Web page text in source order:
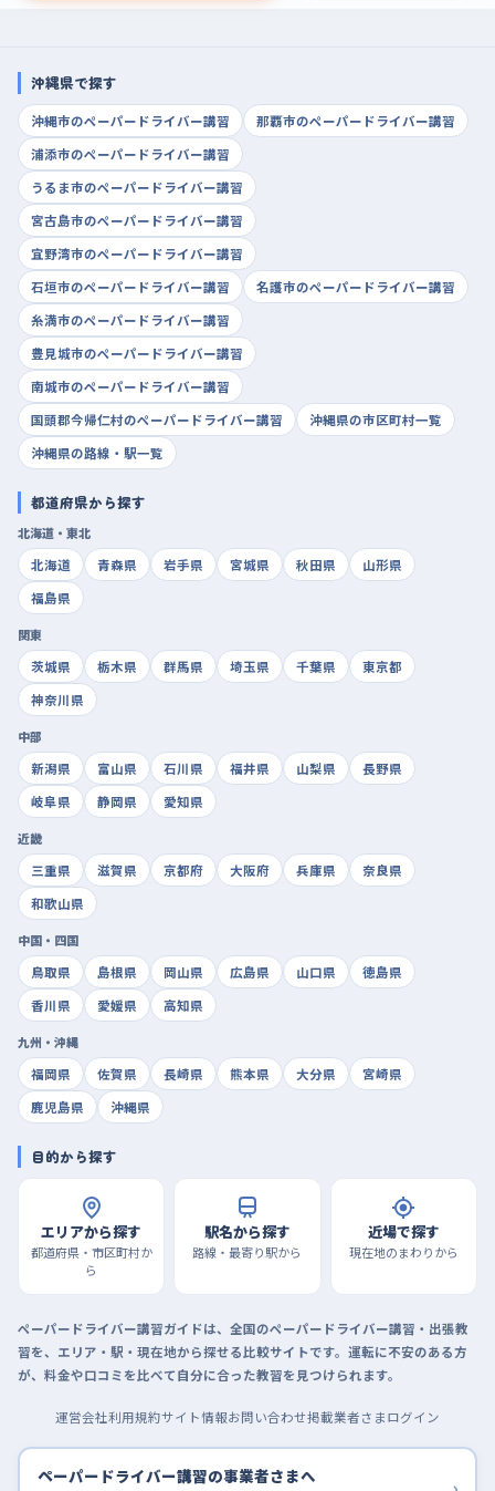
沖縄県で探す
沖縄市のペーパードライバー講習
那覇市のペーパードライバー講習
浦添市のペーパードライバー講習
うるま市のペーパードライバー講習
宮古島市のペーパードライバー講習
宜野湾市のペーパードライバー講習
石垣市のペーパードライバー講習
名護市のペーパードライバー講習
糸満市のペーパードライバー講習
豊見城市のペーパードライバー講習
南城市のペーパードライバー講習
国頭郡今帰仁村のペーパードライバー講習
沖縄県の市区町村一覧
沖縄県の路線・駅一覧
都道府県から探す
北海道・東北
北海道
青森県 岩手県 宮城県 秋田県
山形県
福島県
関東
茨城県
栃木県 群馬県 埼玉県 千葉県
東京都
神奈川県
中部
新潟県
富山県 石川県 福井県 山梨県
長野県
岐阜県
静岡県 愛知県
近畿
三重県
滋賀県 京都府 大阪府 兵庫県
奈良県
和歌山県
中国・四国
鳥取県
島根県 岡山県 広島県 山口県
徳島県
香川県
愛媛県 高知県
九州・沖縄
福岡県
佐賀県 長崎県 熊本県 大分県
宮崎県
鹿児島県
沖縄県
目的から探す
エリアから探す
都道府県・市区町村か
ら
駅名から探す
路線・最寄り駅から
近場で探す
現在地のまわりから
ペーパードライバー講習ガイドは、全国のペーパードライバー講習・出張教
習を、エリア・駅・現在地から探せる比較サイトです。運転に不安のある方
が、料金や口コミを比べて自分に合った教習を見つけられます。
運営会社利用規約サイト情報お問い合わせ掲載業者さまログイン
ペーパードライバー講習の事業者さまへ